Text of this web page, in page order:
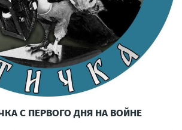
С ПЕРВОГО ДНЯ НА ВОЙНЕ